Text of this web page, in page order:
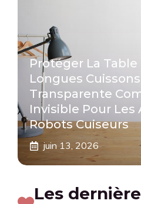
Protéger La
Longues
Transparente
Invisible Pour Les
Robots Cuiseurs
juin 13, 2026
Les